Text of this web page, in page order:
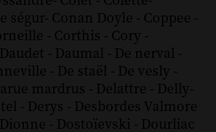
ségur- Conan Doyle - Coppee -
- Corthis - Cory -
Daudet - Daumal - De nerval -
- De staël - De vesly -
mardrus - Delattre - Delly-
- Derys - Desbordes Valmore
Dionne - Dostoïevski - Dourliac